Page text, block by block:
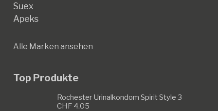
Suex
Apeks
Alle Marken ansehen
Top Produkte
Rochester Urinalkondom Spirit Style 3
CHF4.05